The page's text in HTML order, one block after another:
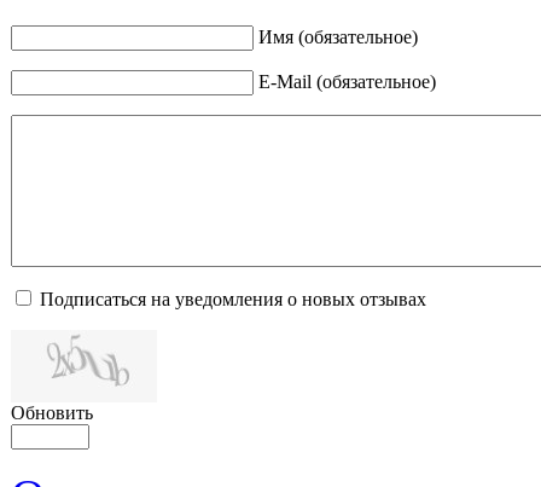
Имя (обязательное)
E-Mail (обязательное)
Подписаться на уведомления о новых отзывах
Обновить